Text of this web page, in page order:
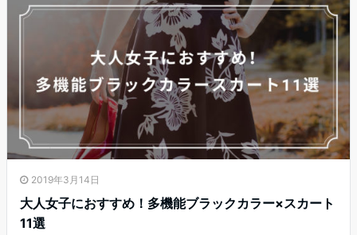
2019年3月14日
大人女子におすすめ！多機能ブラックカラー×スカート
11選